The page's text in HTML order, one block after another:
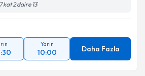
kat 2 daire 13
Yarın
10:00 Daha Fazla